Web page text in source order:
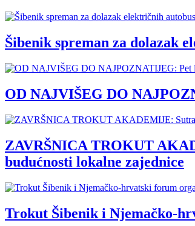
Šibenik spreman za dolazak
OD NAJVIŠEG DO
ZAVRŠNICA TROKUT
budućnosti lokalne zajednice
Trokut Šibenik i Njemačko-